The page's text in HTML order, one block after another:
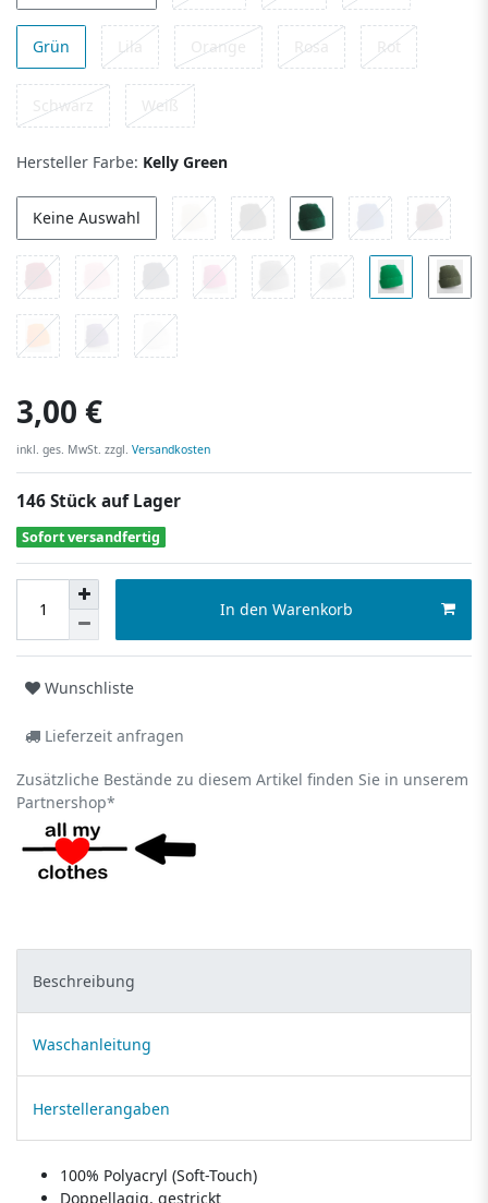
Grün Lila Orange Rosa Rot
Schwarz Weiß
Hersteller Farbe: Kelly Green
Keine Auswahl
3,00 €
inkl. ges. MwSt. zzgl. Versandkosten
146 Stück auf Lager
Sofort versandfertig
In den Warenkorb
Wunschliste
Lieferzeit anfragen
Zusätzliche Bestände zu diesem Artikel finden Sie in unserem
Partnershop*
Beschreibung
Waschanleitung
Herstellerangaben
100% Polyacryl (Soft-Touch)
Doppellagig, gestrickt